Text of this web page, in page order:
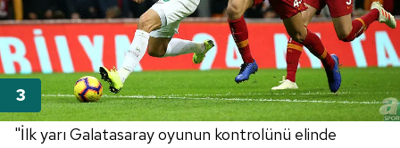
"İlk yarı Galatasaray oyunun kontrolünü elinde